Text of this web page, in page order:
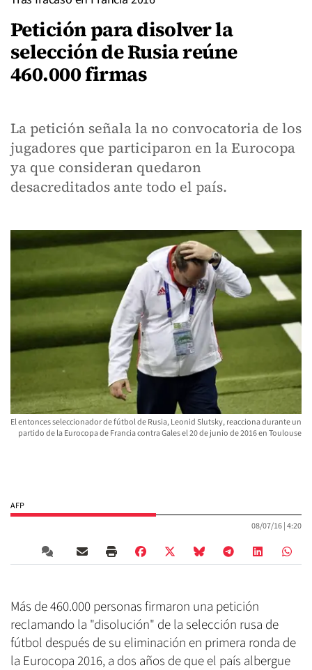
Petición para disolver la
selección de Rusia reúne
460.000 firmas
La petición señala la no convocatoria de los
jugadores que participaron en la Eurocopa
ya que consideran quedaron
desacreditados ante todo el país.
El entonces seleccionador de fútbol de Rusia, Leonid Slutsky, reacciona durante un
partido de la Eurocopa de Francia contra Gales el 20 de junio de 2016 en Toulouse
AFP
08/07/16 |4:20
Más de 460.000 personas firmaron una petición
reclamando la "disolución" de la selección rusa de
fútbol después de su eliminación en primera ronda de
la Eurocopa 2016, a dos años de que el país albergue